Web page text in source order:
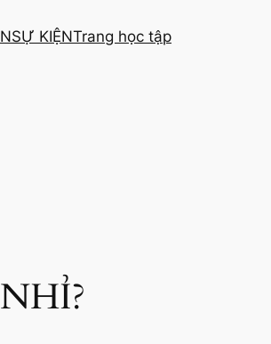
SỰ KIỆNTrang học tập